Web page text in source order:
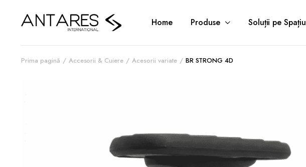
Home Produse Soluții pe Spațiu
Prima pagină Accesorii & Cuiere Acesorii variate BR STRONG 4D